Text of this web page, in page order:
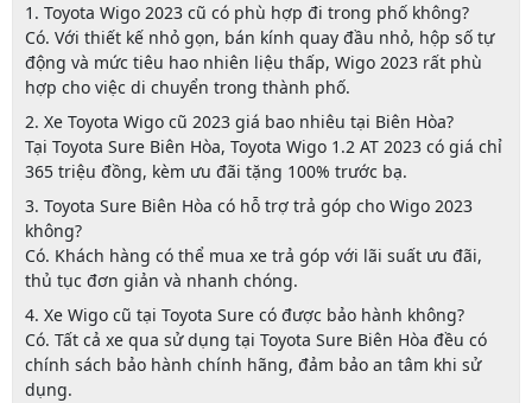
1. Toyota Wigo 2023 cũ có phù hợp đi trong phố không?
Có. Với thiết kế nhỏ gọn, bán kính quay đầu nhỏ, hộp số tự
động và mức tiêu hao nhiên liệu thấp, Wigo 2023 rất phù
hợp cho việc di chuyển trong thành phố.
2. Xe Toyota Wigo cũ 2023 giá bao nhiêu tại Biên Hòa?
Tại Toyota Sure Biên Hòa, Toyota Wigo 1.2 AT 2023có giá chỉ
365 triệu đồng, kèm ưu đãi tặng 100% trước bạ.
3. Toyota Sure Biên Hòa có hỗ trợ trả góp cho Wigo 2023
không?
Có. Khách hàng có thể mua xe trả góp với lãi suất ưu đãi,
thủ tục đơn giản và nhanh chóng.
4. Xe Wigo cũ tại Toyota Sure có được bảo hành không?
Có. Tất cả xe qua sử dụng tại Toyota Sure Biên Hòa đều có
chính sách bảo hành chính hãng, đảm bảo an tâm khi sử
dụng.